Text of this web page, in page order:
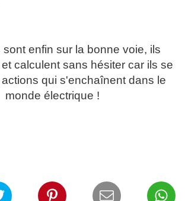
enfin sur la bonne voie, ils
calculent sans hésiter car ils se
qui s'enchaînent dans le
monde électrique !